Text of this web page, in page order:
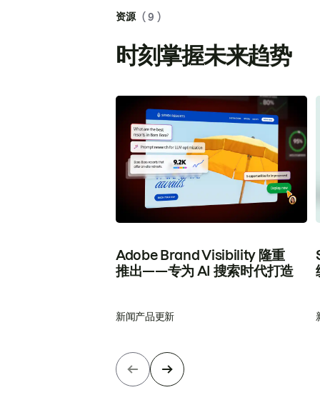
资源 ( 9 )
时刻掌握未来趋势
Adobe Brand Visibility 隆重
推出——专为 AI 搜索时代打造
新闻产品更新